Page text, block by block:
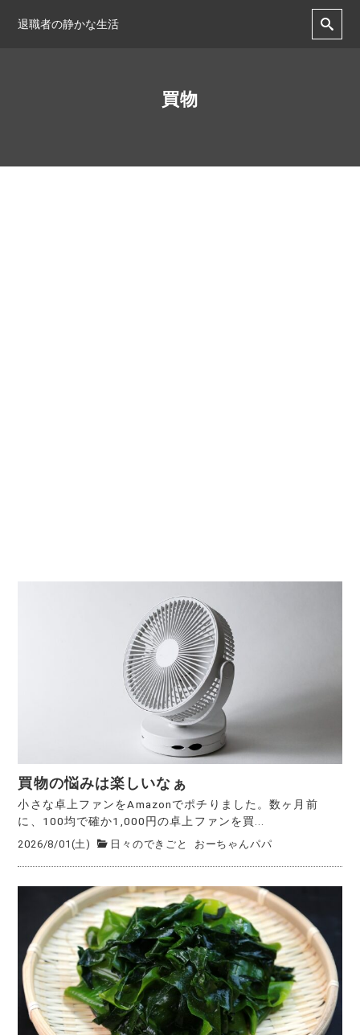
退職者の静かな生活
買物
買物の悩みは楽しいなぁ
小さな卓上ファンをAmazonでポチりました。数ヶ月前
に、100均で確か1,000円の卓上ファンを買...
2026/8/01(土) 日々のできごと おーちゃんパパ